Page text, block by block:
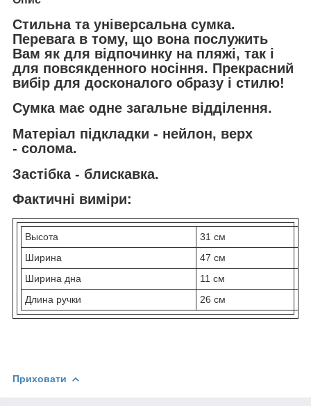
Стильна та універсальна сумка.
Перевага в тому, що вона послужить
Вам як для відпочинку на пляжі, так і
для повсякденного носіння. Прекрасний
вибір для досконалого образу і стилю!
Сумка має одне загальне відділення.
Матеріал підкладки - нейлон, верх
- солома.
Застібка - блискавка.
Фактичні виміри:
Высота
31 см
Ширина
47 см
Ширина дна
11 см
Длина ручки
26 см
Приховати